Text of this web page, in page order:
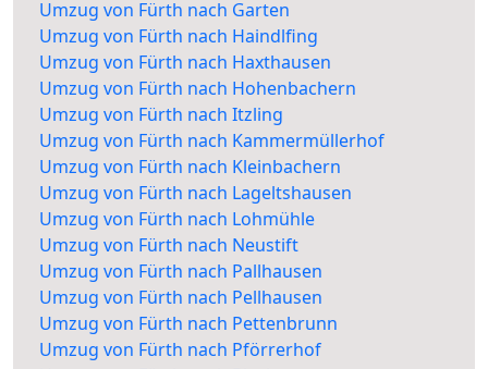
Umzug von Fürth nach Garten
Umzug von Fürth nach Haindlfing
Umzug von Fürth nach Haxthausen
Umzug von Fürth nach Hohenbachern
Umzug von Fürth nach Itzling
Umzug von Fürth nach Kammermüllerhof
Umzug von Fürth nach Kleinbachern
Umzug von Fürth nach Lageltshausen
Umzug von Fürth nach Lohmühle
Umzug von Fürth nach Neustift
Umzug von Fürth nach Pallhausen
Umzug von Fürth nach Pellhausen
Umzug von Fürth nach Pettenbrunn
Umzug von Fürth nach Pförrerhof